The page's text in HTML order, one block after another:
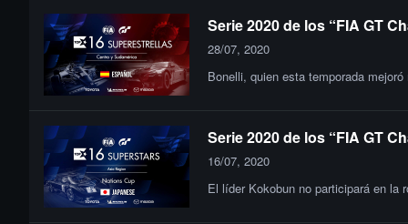
Serie 2020 de los “FIA GT
28/07, 2020
Bonelli, quien esta temporada
Serie 2020 de los “FIA GT
16/07, 2020
El líder Kokobun no participará en la